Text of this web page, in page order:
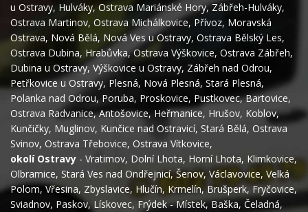
u Ostravy, Hulváky, Ostrava Mariánské Hory,Zábřeh-Hulváky,
Ostrava Martinov, Ostrava Michálkovice, Přívoz, Moravská
Ostrava, Nová Bělá, Nová Ves u Ostravy, Ostrava Bělský Les,
Ostrava Dubina, Hrabůvka,Ostrava Výškovice, Ostrava Zábřeh,
Dubina u Ostravy, Výškovice u Ostravy, Zábřeh nad Odrou,
Petřkovice u Ostravy, Plesná, Nová Plesná, Stará Plesná,
Polanka nad Odrou, Poruba, Proskovice, Pustkovec,Bartovice,
Ostrava Radvanice,Antošovice, Heřmanice, Hrušov, Koblov,
Kunčičky, Muglinov, Kunčice nad Ostravicí, Stará Bělá, Ostrava
Svinov, Ostrava Třebovice, Ostrava Vítkovice,
okolí Ostravy - Vratimov, Dolní Lhota, Horní Lhota, Klimkovice,
Olbramice, Stará Ves nad Ondřejnicí,Šenov,Václavovice, Velká
Polom,Vřesina, Zbyslavice, Hlučín, Krmelín,Brušperk,Fryčovice,
Sviadnov, Paskov, Lískovec, Frýdek - Místek,Baška, Čeladná,